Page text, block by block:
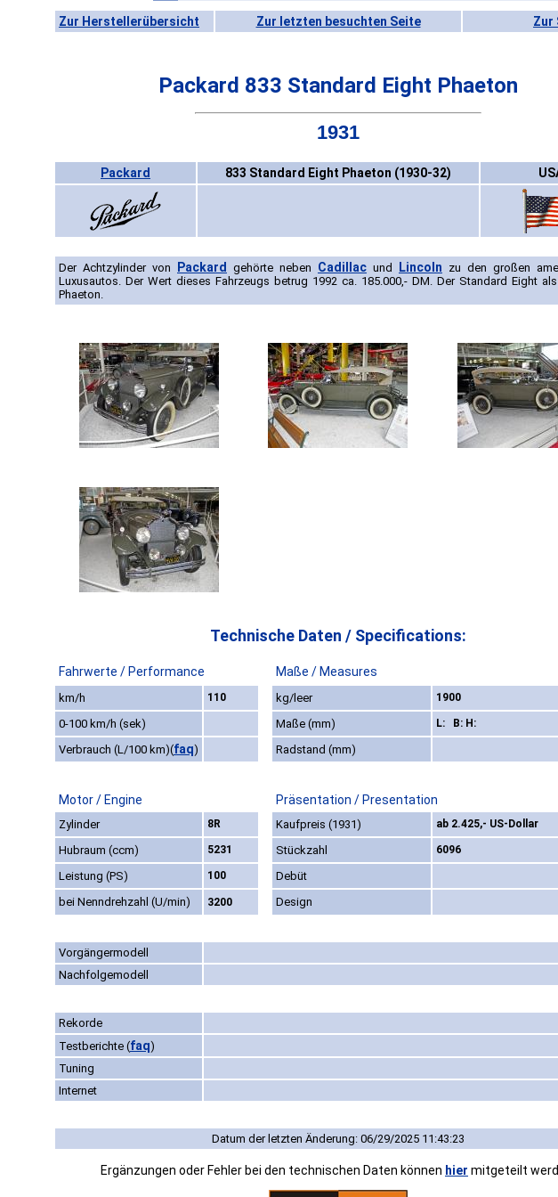
Zur Herstellerübersicht Zur letzten besuchten Seite Zur
Packard 833 Standard Eight Phaeton
1931
Packard 833 Standard Eight Phaeton (1930-32)
Der Achtzylinder von Packard gehörte neben Cadillac und Lincoln zu den großen
Luxusautos. Der Wert dieses Fahrzeugs betrug 1992 ca. 185.000,- DM. Der Standard Eight
Phaeton.
Technische Daten / Specifications:
Fahrwerte / Performance Maße / Measures
km/h 110 kg/leer 1900
0-100 km/h (sek) Maße (mm) L: B: H:
Verbrauch (L/100 km)(faq) Radstand (mm)
Motor / Engine Präsentation / Presentation
Zylinder 8R Kaufpreis (1931) ab 2.425,- US-Dollar
Hubraum (ccm) 5231 Stückzahl 6096
Leistung (PS) 100
Debüt
bei Nenndrehzahl (U/min)
3200 Design
Vorgängermodell
Nachfolgemodell
Rekorde
Testberichte (faq)
Tuning
Internet
Datum der letzten Änderung: 06/29/2025 11:43:23
Ergänzungen oder Fehler bei den technischen Daten können hier mitgeteilt